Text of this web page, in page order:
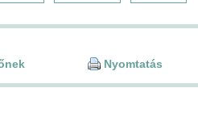
Nyomtatás